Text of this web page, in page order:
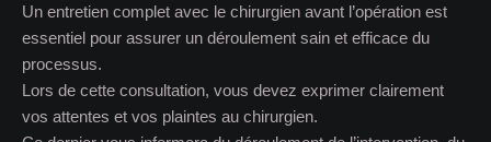
Un entretien complet avec le chirurgien avant l’opération est
essentiel pour assurer un déroulement sain et efficace du
processus.
Lors de cette consultation, vous devez exprimer clairement
vos attentes et vos plaintes au chirurgien.